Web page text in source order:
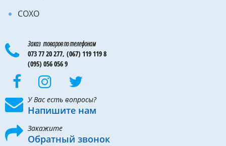
COXO
Заказ товаров по телефонам
073 77 20 277, (067) 119 119 8
(095) 056 056 9
У Вас есть вопросы?
Напишите нам
Закажите
Обратный звонок